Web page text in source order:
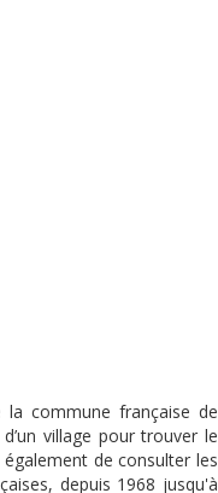
la commune française de
village pour trouver le
de consulter les
depuis 1968 jusqu'à